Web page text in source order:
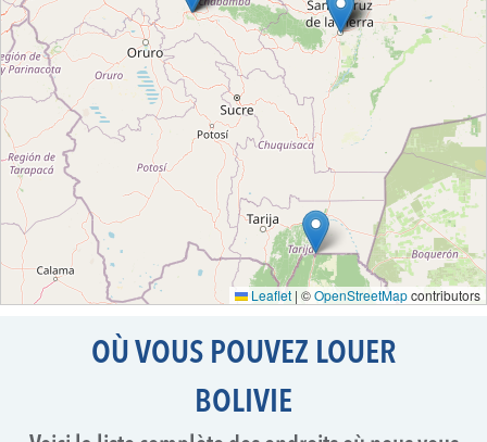
Leaflet | ©OpenStreetMapcontributors
OÙ VOUS POUVEZ LOUER
BOLIVIE